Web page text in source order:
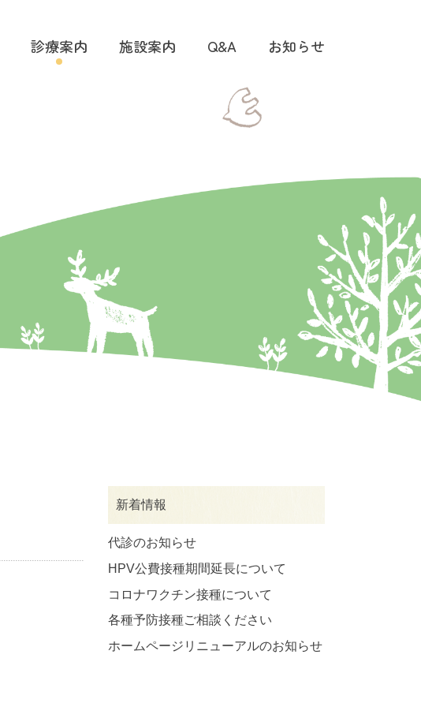
診療案内 施設案内 Q&A お知らせ
新着情報
代診のお知らせ
HPV公費接種期間延長について
コロナワクチン接種について
各種予防接種ご相談ください
ホームページリニューアルのお知らせ